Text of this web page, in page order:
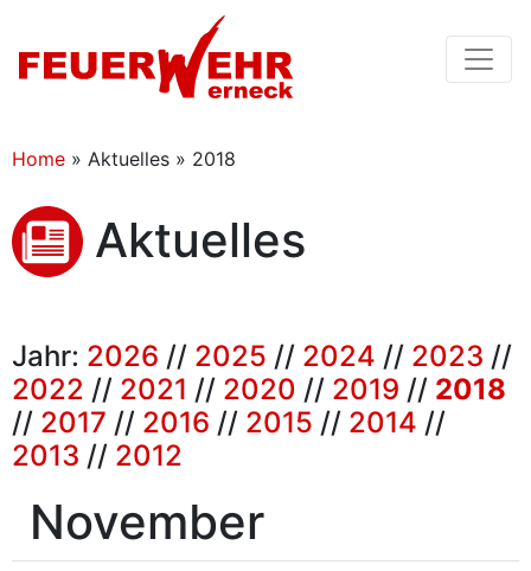
Home » Aktuelles » 2018
Aktuelles
Jahr: 2026 // 2025 // 2024 // 2023 //
2022 // 2021 // 2020 // 2019 // 2018
// 2017 // 2016 // 2015 // 2014 //
2013 // 2012
November